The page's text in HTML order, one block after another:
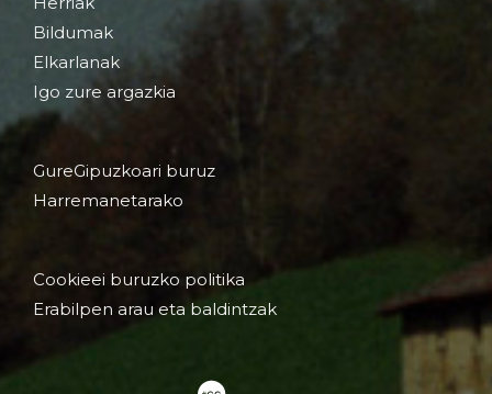
Bildumak
Elkarlanak
Igo zure argazkia
GureGipuzkoari buruz
Harremanetarako
Cookieei buruzko politika
Erabilpen arau eta baldintzak